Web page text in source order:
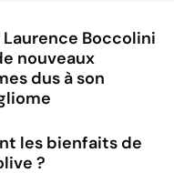
Laurence Boccolini
nouveaux
dus à son
les bienfaits de
?